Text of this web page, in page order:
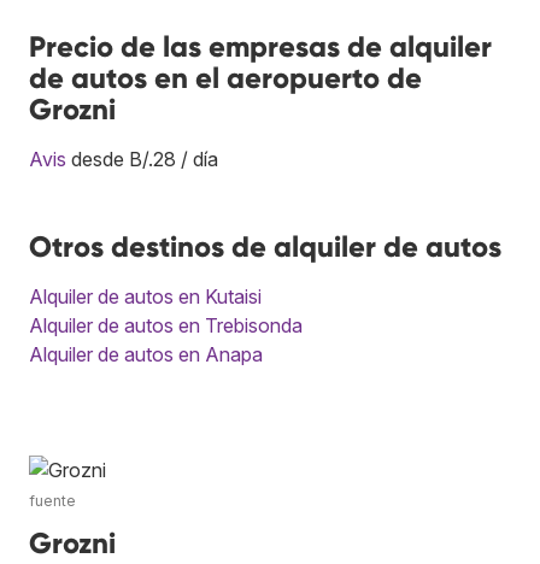
Precio de las empresas de alquiler
de autos en el aeropuerto de
Grozni
Avis desde B/.28 / día
Otros destinos de alquiler de autos
Alquiler de autos en Kutaisi
Alquiler de autos en Trebisonda
Alquiler de autos en Anapa
fuente
Grozni